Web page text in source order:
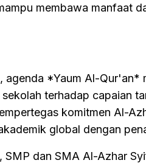
membawa manfaat
agenda *Yaum Al-Qur'an*
terhadap capaian
komitmen Al-
global dengan
SMP dan SMA Al-Azhar